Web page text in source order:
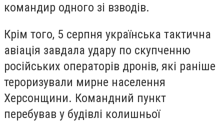
командир одного зі взводів.
Крім того, 5 серпня українська тактична
авіація завдала удару по скупченню
російських операторів дронів, які раніше
тероризували мирне населення
Херсонщини. Командний пункт
перебував у будівлі колишньої